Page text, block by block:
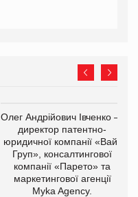
Олег Андрійович Івченко —
директор патентно-
юридичної компанії «Вайз
Груп», консалтингової
компанії «Парето» та
маркетингової агенції
Myka Agency.